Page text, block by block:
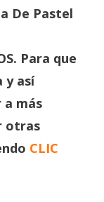
De Pastel
Para que
y así
a más
otras
CLIC